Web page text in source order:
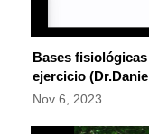
Bases
ejercicio
Nov 6, 2023